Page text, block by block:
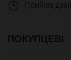
ПОКУПЦЕВІ